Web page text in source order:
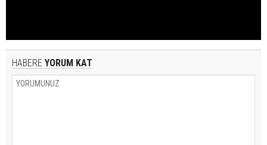
HABERE YORUM KAT